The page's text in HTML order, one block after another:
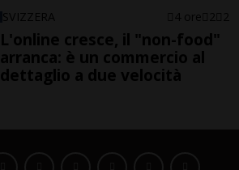
SVIZZERA 4 ore 2 2
L'online cresce, il "non-food"
arranca: è un commercio al
dettaglio a due velocità